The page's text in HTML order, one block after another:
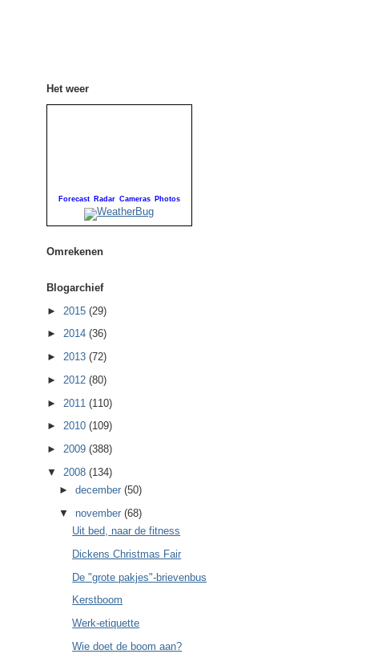
Het weer
Forecast Radar Cameras Photos
Omrekenen
Blogarchief
► 2015 (29)
► 2014 (36)
► 2013 (72)
► 2012 (80)
► 2011 (110)
► 2010 (109)
► 2009 (388)
▼ 2008 (134)
►december(50)
▼november(68)
Uit bed, naar de fitness
Dickens Christmas Fair
De "grote pakjes"-brievenbus
Kerstboom
Werk-etiquette
Wie doet de boom aan?